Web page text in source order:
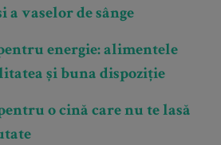
vaselor de sânge
energie: alimentele
și buna dispoziție
o cină care nu te lasă